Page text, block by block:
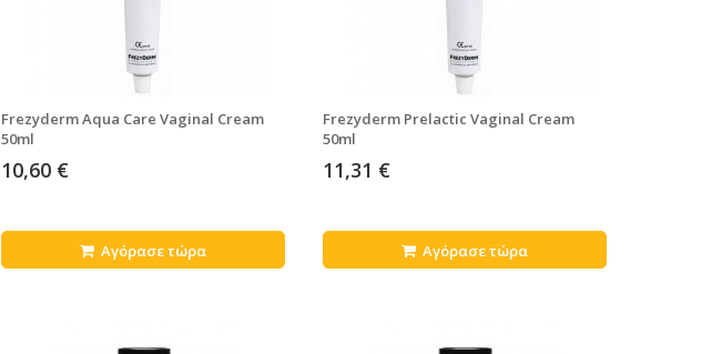
Frezyderm Aqua Care Vaginal Cream
50ml
10,60 €
Αγόρασε τώρα
Frezyderm Prelactic Vaginal Cream
50ml
11,31 €
Αγόρασε τώρα